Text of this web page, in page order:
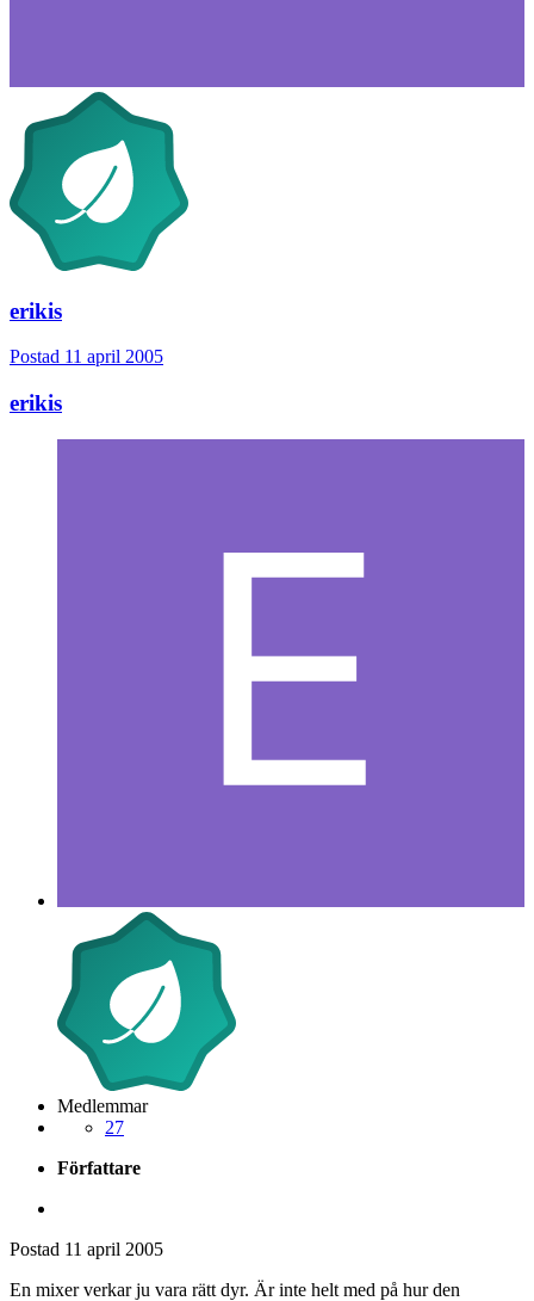
erikis
Postad 11 april 2005
erikis
Medlemmar
27
Författare
Postad 11 april 2005
En mixer verkar ju vara rätt dyr. Är inte helt med på hur den